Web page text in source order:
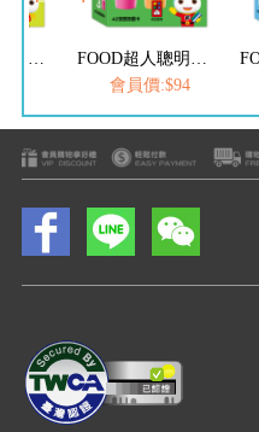
FOOD超人聰明認知大圖卡-簡易ABC*新版
FOOD超人聰明認知大圖卡-趣味123*新版
會員價:$94